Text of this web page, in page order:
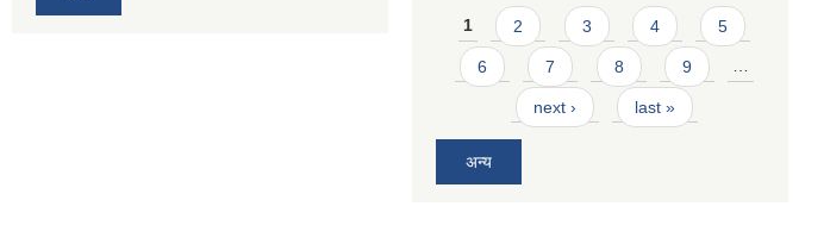
Pages
1 2 3 4 5
6 7 8 9 …
next › last »
अन्य